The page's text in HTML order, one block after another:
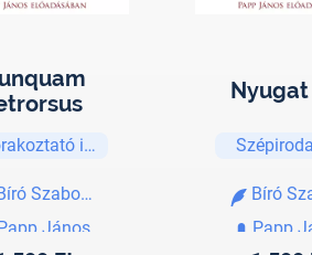
irodalom
Szabolcs
János
Bíró
Papp